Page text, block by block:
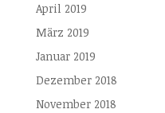
April 2019
März 2019
Januar 2019
Dezember 2018
November 2018